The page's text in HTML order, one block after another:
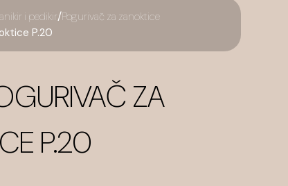
i pedikir/Pogurivač za zanoktice
P.20
ZA
P.20